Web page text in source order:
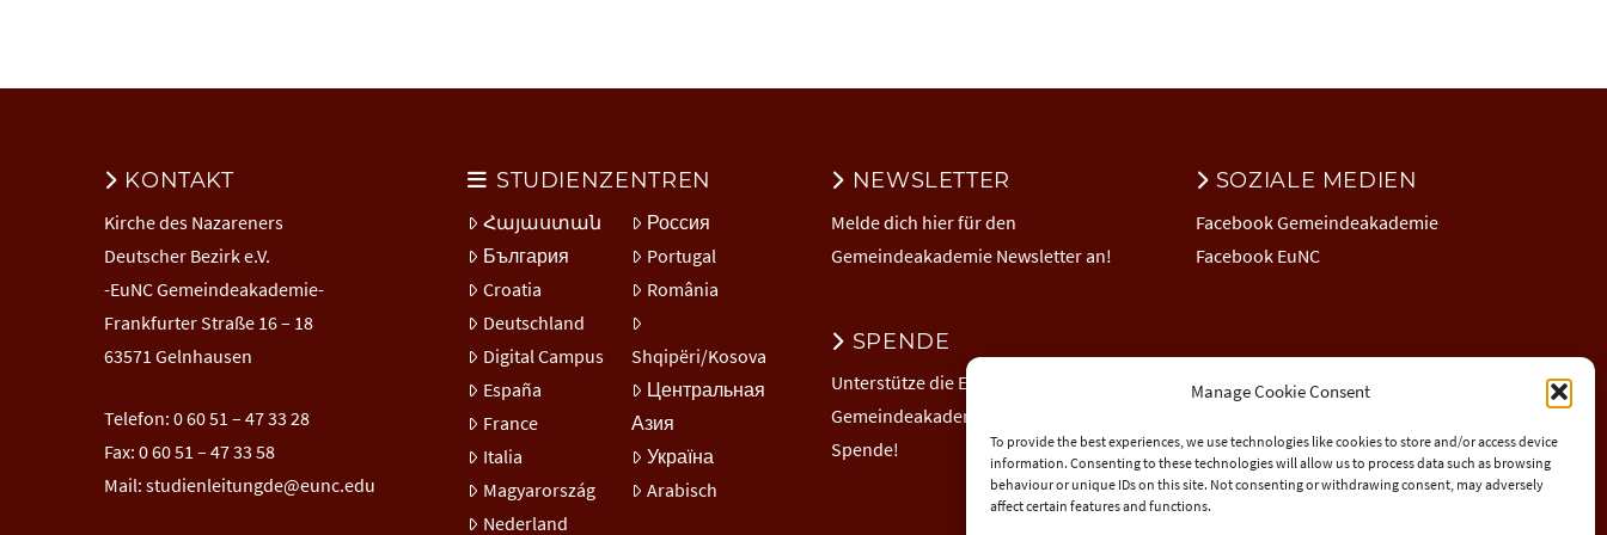
Manage Cookie Consent
To provide the best experiences, we use technologies like cookies to store and/or access device
information. Consenting to these technologies will allow us to process data such as browsing
behaviour or unique IDs on this site. Not consenting or withdrawing consent, may adversely
affect certain features and functions.
KONTAKT
Kirche des Nazareners
Deutscher Bezirk e.V.
-EuNC Gemeindeakademie-
Frankfurter Straße 16 – 18
63571 Gelnhausen
Telefon: 0 60 51 – 47 33 28
Fax: 0 60 51 – 47 33 58
Mail: studienleitungde@eunc.edu
STUDIENZENTREN
Հայաստան
България
Croatia
Deutschland
Digital Campus
España
France
Italia
Magyarország
Nederland
Россия
Portugal
România
Shqipëri/Kosova
Центральная
Азия
Україна
Arabisch
NEWSLETTER
Melde dich hier für den
Gemeindeakademie Newsletter an!
SPENDE
Unterstütze die EuNC
Gemeindeakademie mit einer
Spende!
SOZIALE MEDIEN
Facebook Gemeindeakademie
Facebook EuNC